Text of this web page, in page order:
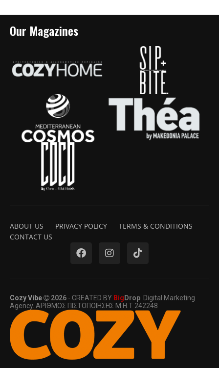
Our Magazines
ABOUT US PRIVACY POLICY
TERMS & CONDITIONS
CONTACT US
Cozy Vibe 2026 - CREATED BY Big Drop . Digital Marketing
Agency. ΑΡΙΘΜΟΣ ΠΙΣΤΟΠΟΙΗΣΗΣ Μ.Η.Τ 242248